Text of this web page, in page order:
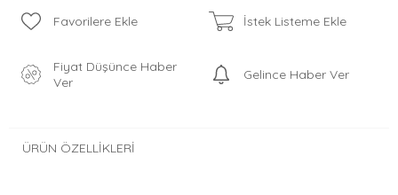
Favorilere Ekle İstek Listeme Ekle
Fiyat Düşünce Haber
Ver
Gelince Haber Ver
ÜRÜN ÖZELLIKLERI